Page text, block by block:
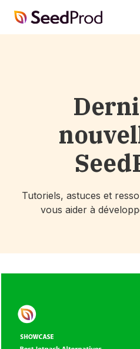
SeedProd
Tutoriels, astuces et
vous aider à